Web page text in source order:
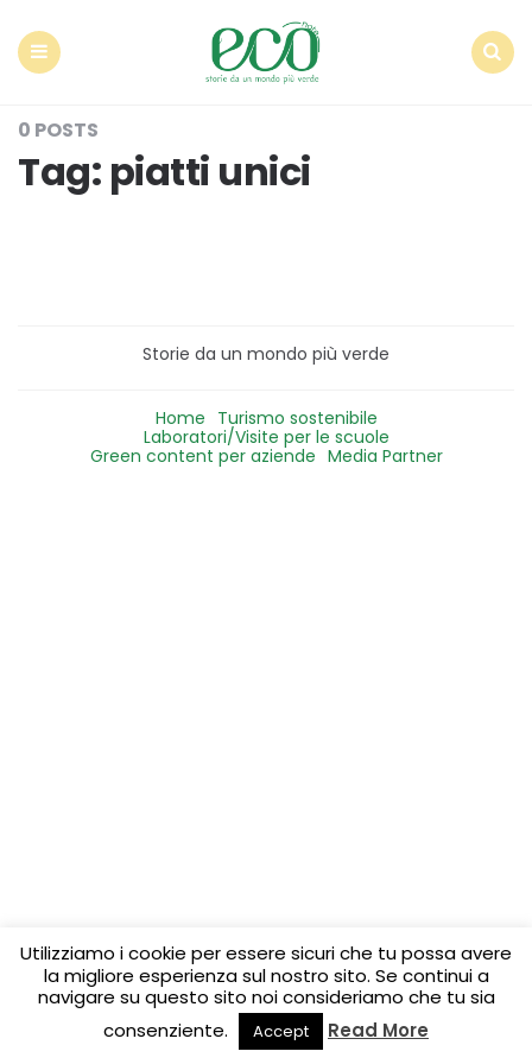
0 POSTS
Tag: piatti unici
Storie da un mondo più verde
Home Turismo sostenibile
Laboratori/Visite per le scuole
Green content per aziende Media Partner
Utilizziamo i cookie per essere sicuri che tu possa avere
la migliore esperienza sul nostro sito. Se continui a
navigare su questo sito noi consideriamo che tu sia
consenziente.
Accept Read More